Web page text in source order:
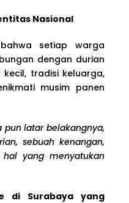
Nasional
setiap warga
dengan durian
tradisi keluarga,
musim panen
pun latar belakangnya,
sebuah kenangan,
yang menyatukan
di Surabaya yang